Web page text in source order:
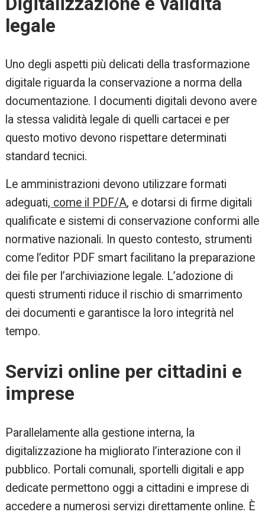
legale
Uno degli aspetti più delicati della trasformazione
digitale riguarda la conservazione a norma della
documentazione. I documenti digitali devono avere
la stessa validità legale di quelli cartacei e per
questo motivo devono rispettare determinati
standard tecnici.
Le amministrazioni devono utilizzare formati
adeguati, come il PDF/A, e dotarsi di firme digitali
qualificate e sistemi di conservazione conformi alle
normative nazionali. In questo contesto, strumenti
come l’editor PDF smart facilitano la preparazione
dei file per l’archiviazione legale. L’adozione di
questi strumenti riduce il rischio di smarrimento
dei documenti e garantisce la loro integrità nel
tempo.
Servizi online per cittadini e
imprese
Parallelamente alla gestione interna, la
digitalizzazione ha migliorato l’interazione con il
pubblico. Portali comunali, sportelli digitali e app
dedicate permettono oggi a cittadini e imprese di
accedere a numerosi servizi direttamente online. È